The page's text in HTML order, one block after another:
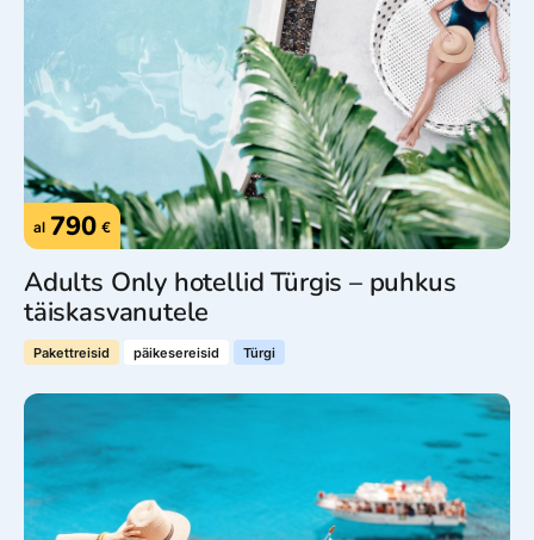
al 790 €
Adults Only hotellid Türgis – puhkus
täiskasvanutele
Pakettreisid päikesereisid Türgi